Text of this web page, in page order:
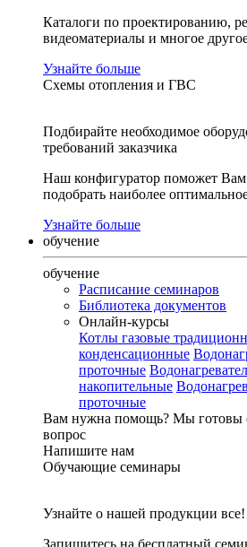
Каталоги по проектированию,
видеоматериалы и многое
Узнайте больше
Схемы отопления и ГВС
Подбирайте необходимое
требований заказчика
Наш конфигуратор поможет Вам
подобрать наиболее
Узнайте больше
обучение
обучение
Расписание семинаров
Библиотека документов
Онлайн-курсы
Котлы газовые
конденсационные
проточные
накопительные
проточные
Вам нужна помощь? Мы готовы
вопрос
Напишите нам
Обучающие семинары
Узнайте о нашей продукции все!
Запишитесь на бесплатный